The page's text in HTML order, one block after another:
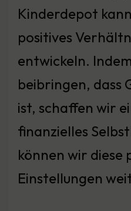
Kinderdepot
positives
entwickeln.
beibringen, dass
ist, schaffen wir
finanzielles
können wir diese
Einstellungen